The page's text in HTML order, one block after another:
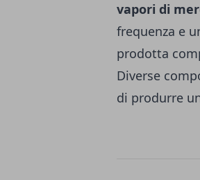
vapori di
frequenza e
prodotta
Diverse
di produrre